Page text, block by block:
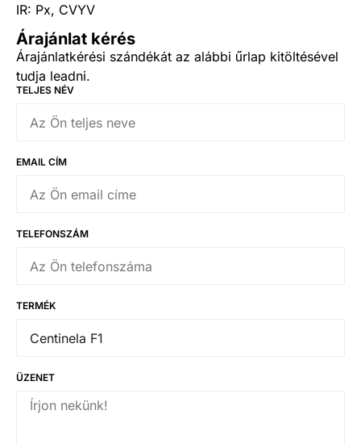
IR: Px, CVYV
Árajánlat kérés
Árajánlatkérési szándékát az alábbi űrlap kitöltésével
tudja leadni.
TELJES NÉV
EMAIL CÍM
TELEFONSZÁM
TERMÉK
ÜZENET